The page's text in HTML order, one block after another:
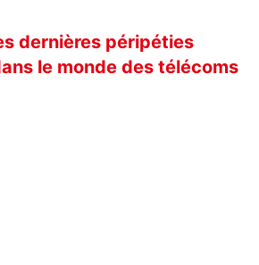
dernières péripéties
le monde des télécoms